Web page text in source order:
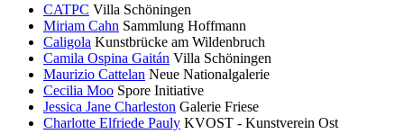
CATPC Villa Schöningen
Miriam Cahn Sammlung Hoffmann
Caligola Kunstbrücke am Wildenbruch
Camila Ospina Gaitán Villa Schöningen
Maurizio Cattelan Neue Nationalgalerie
Cecilia Moo Spore Initiative
Jessica Jane Charleston Galerie Friese
Charlotte Elfriede Pauly KVOST - Kunstverein Ost